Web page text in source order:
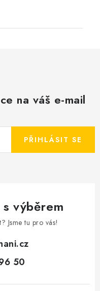
na váš e-mail
PŘIHLÁSIT SE
s výběrem
Jsme tu pro vás!
50